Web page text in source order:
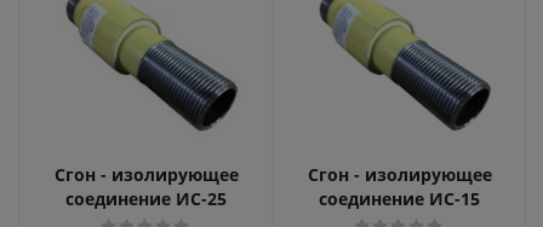
Сгон - изолирующее
соединение ИС-25
Сгон - изолирующее
соединение ИС-15